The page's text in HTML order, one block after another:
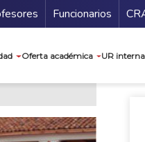
Funcionarios
Oferta académica UR